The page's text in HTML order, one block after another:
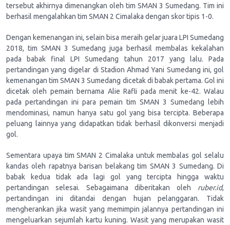
tersebut akhirnya dimenangkan oleh tim SMAN 3 Sumedang. Tim ini
berhasil mengalahkan tim SMAN 2 Cimalaka dengan skor tipis 1-0.
Dengan kemenangan ini, selain bisa meraih gelar juara LPI Sumedang
2018, tim SMAN 3 Sumedang juga berhasil membalas kekalahan
pada babak final LPI Sumedang tahun 2017 yang lalu. Pada
pertandingan yang digelar di Stadion Ahmad Yani Sumedang ini, gol
kemenangan tim SMAN 3 Sumedang dicetak di babak pertama. Gol ini
dicetak oleh pemain bernama Alie Rafli pada menit ke-42. Walau
pada pertandingan ini para pemain tim SMAN 3 Sumedang lebih
mendominasi, namun hanya satu gol yang bisa tercipta. Beberapa
peluang lainnya yang didapatkan tidak berhasil dikonversi menjadi
gol.
Sementara upaya tim SMAN 2 Cimalaka untuk membalas gol selalu
kandas oleh rapatnya barisan belakang tim SMAN 3 Sumedang. Di
babak kedua tidak ada lagi gol yang tercipta hingga waktu
pertandingan selesai. Sebagaimana diberitakan oleh ruber.id,
pertandingan ini ditandai dengan hujan pelanggaran. Tidak
mengherankan jika wasit yang memimpin jalannya pertandingan ini
mengeluarkan sejumlah kartu kuning. Wasit yang merupakan wasit